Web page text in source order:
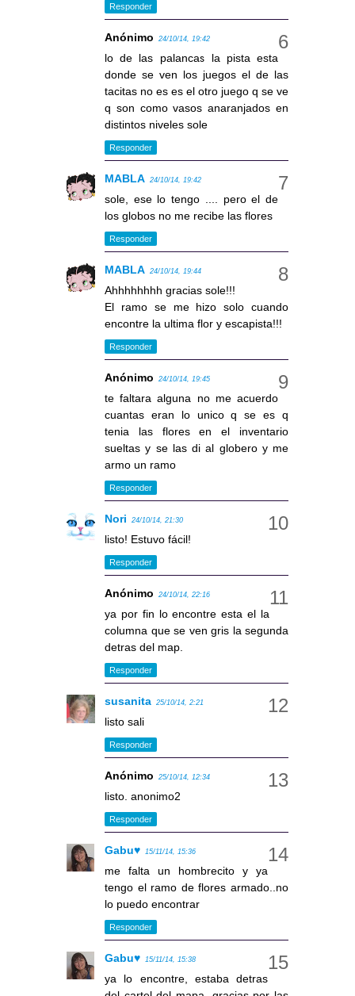
Responder
Anónimo 24/10/14, 19:42
lo de las palancas la pista esta
donde se ven los juegos el de las
tacitas no es es el otro juego q se ve
q son como vasos anaranjados en
distintos niveles sole
Responder
MABLA 24/10/14, 19:42
sole, ese lo tengo .... pero el de
los globos no me recibe las flores
Responder
MABLA 24/10/14, 19:44
Ahhhhhhhh gracias sole!!!
El ramo se me hizo solo cuando
encontre la ultima flor y escapista!!!
Responder
Anónimo 24/10/14, 19:45
te faltara alguna no me acuerdo
cuantas eran lo unico q se es q
tenia las flores en el inventario
sueltas y se las di al globero y me
armo un ramo
Responder
Nori 24/10/14, 21:30
listo! Estuvo fácil!
Responder
Anónimo 24/10/14, 22:16
ya por fin lo encontre esta el la
columna que se ven gris la segunda
detras del map.
Responder
susanita 25/10/14, 2:21
listo sali
Responder
Anónimo 25/10/14, 12:34
listo. anonimo2
Responder
Gabu♥ 15/11/14, 15:36
me falta un hombrecito y ya
tengo el ramo de flores armado..no
lo puedo encontrar
Responder
Gabu♥ 15/11/14, 15:38
ya lo encontre, estaba detras